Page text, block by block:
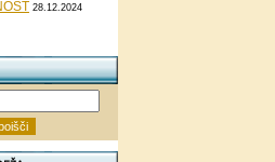
28.12.2024